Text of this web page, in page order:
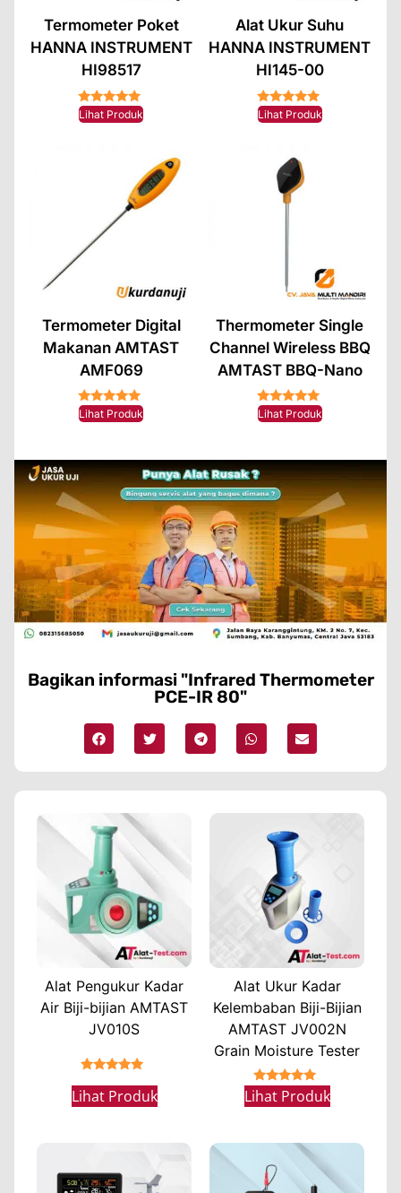
Termometer Poket
HANNA INSTRUMENT
HI98517
★★★★★
Lihat Produk
Alat Ukur Suhu
HANNA INSTRUMENT
HI145-00
★★★★★
Lihat Produk
Termometer Digital
Makanan AMTAST
AMF069
★★★★★
Lihat Produk
Thermometer Single
Channel Wireless BBQ
AMTAST BBQ-Nano
★★★★★
Lihat Produk
Bagikan informasi "Infrared Thermometer
PCE-IR 80"
Alat Pengukur Kadar
Air Biji-bijian AMTAST
JV010S
Lihat Produk
Alat Ukur Kadar
Kelembaban Biji-Bijian
AMTAST JV002N
Grain Moisture Tester
★★★★★
Lihat Produk